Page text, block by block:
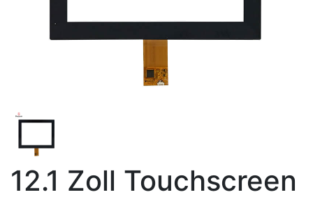
12.1 Zoll Touchscreen